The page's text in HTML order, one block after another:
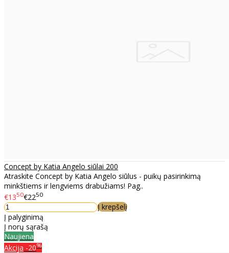
Concept by Katia Angelo siūlai 200
Atraskite Concept by Katia Angelo siūlus - puikų pasirinkimą
minkštiems ir lengviems drabužiams! Pag..
€1350€2250
Į krepšelį
Į palyginimą
Į norų sąrašą
Naujiena
Akcija -20%